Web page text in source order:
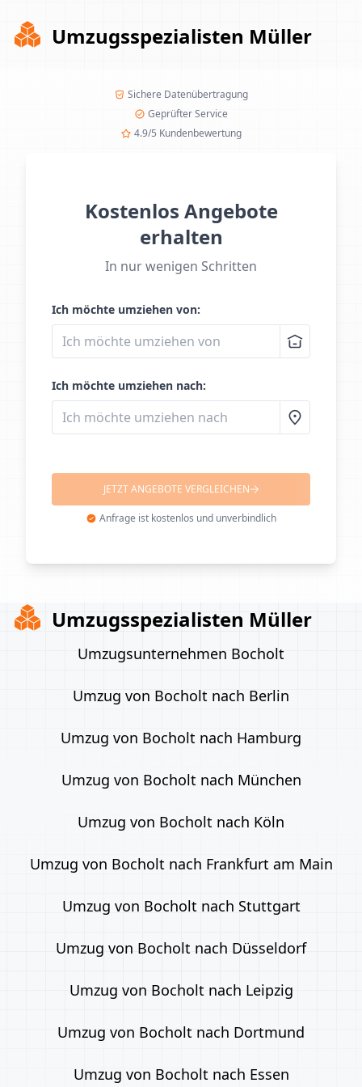
Umzugsspezialisten Müller
Sichere Datenübertragung
Geprüfter Service
4.9/5 Kundenbewertung
Kostenlos Angebote
erhalten
In nur wenigen Schritten
Ich möchte umziehen von:
Ich möchte umziehen nach:
JETZT ANGEBOTE VERGLEICHEN
Anfrage ist kostenlos und unverbindlich
Umzugsspezialisten Müller
Umzugsunternehmen Bocholt
Umzug von Bocholt nach Berlin
Umzug von Bocholt nach Hamburg
Umzug von Bocholt nach München
Umzug von Bocholt nach Köln
Umzug von Bocholt nach Frankfurt am Main
Umzug von Bocholt nach Stuttgart
Umzug von Bocholt nach Düsseldorf
Umzug von Bocholt nach Leipzig
Umzug von Bocholt nach Dortmund
Umzug von Bocholt nach Essen